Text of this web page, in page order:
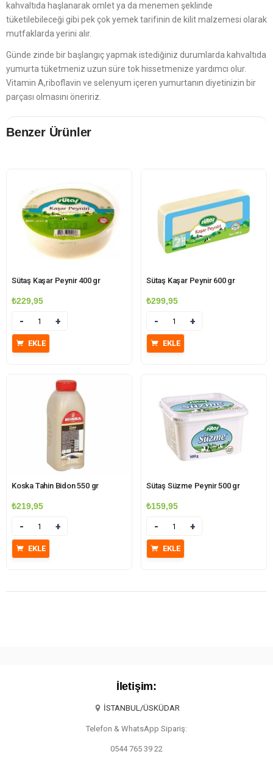
kahvaltıda haşlanarak omlet ya da menemen şeklinde
tüketilebileceği gibi pek çok yemek tarifinin de kilit malzemesi olarak
mutfaklarda yerini alır.
Günde zinde bir başlangıç yapmak istediğiniz durumlarda kahvaltıda
yumurta tüketmeniz uzun süre tok hissetmenize yardımcı olur.
Vitamin A,riboflavin ve selenyum içeren yumurtanın diyetinizin bir
parçası olmasını öneririz.
Benzer Ürünler
Sütaş Kaşar Peynir 400 gr
₺229,95
Miktar
EKLE
Sütaş Kaşar Peynir 600 gr
₺299,95
Miktar
EKLE
Koska Tahin Bidon 550 gr
₺219,95
Miktar
EKLE
Sütaş Süzme Peynir 500 gr
₺159,95
Miktar
EKLE
İletişim:
İSTANBUL/ÜSKÜDAR
Telefon & WhatsApp Sipariş:
0544 765 39 22